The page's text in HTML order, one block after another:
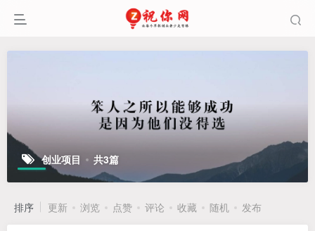
创业项目 共3篇
排序 更新 浏览 点赞 评论 收藏 随机 发布